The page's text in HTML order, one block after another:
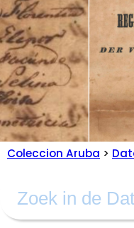
Coleccion Aruba >